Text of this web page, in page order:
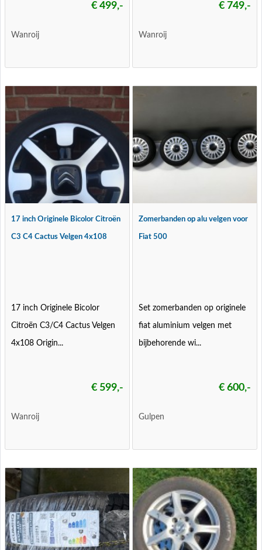
€ 499,-
Wanroij
€ 749,-
Wanroij
17 inch Originele Bicolor Citroën
C3 C4 Cactus Velgen 4x108
17 inch Originele Bicolor
Citroën C3/C4 Cactus Velgen
4x108 Origin...
€ 599,-
Wanroij
Zomerbanden op alu velgen voor
Fiat 500
Set zomerbanden op originele
fiat aluminium velgen met
bijbehorende wi...
€ 600,-
Gulpen